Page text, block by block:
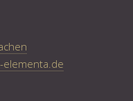
elementa.de